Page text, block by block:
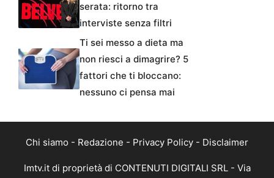
serata: ritorno tra
interviste senza filtri
Ti sei messo a dieta ma
non riesci a dimagrire? 5
fattori che ti bloccano:
nessuno ci pensa mai
Chi siamo - Redazione - Privacy Policy - Disclaimer
Imtv.it di proprietà di CONTENUTI DIGITALI SRL - Via